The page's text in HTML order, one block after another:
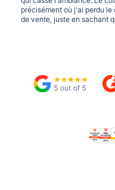
précisément où j'ai perdu
de vente, juste en sachant